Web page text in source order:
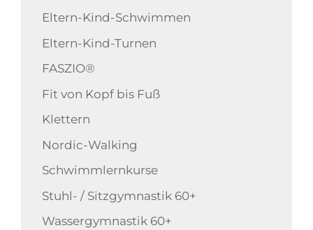
Eltern-Kind-Schwimmen
Eltern-Kind-Turnen
FASZIO®
Fit von Kopf bis Fuß
Klettern
Nordic-Walking
Schwimmlernkurse
Stuhl- / Sitzgymnastik 60+
Wassergymnastik 60+